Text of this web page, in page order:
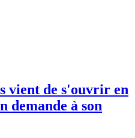
vient de s'ouvrir en
demande à son